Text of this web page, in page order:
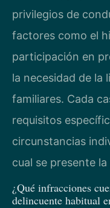
privilegios de
factores como el
participación en
la necesidad de la
familiares. Cada
requisitos
circunstancias
cual se presente
¿Qué infracciones
delincuente habitual